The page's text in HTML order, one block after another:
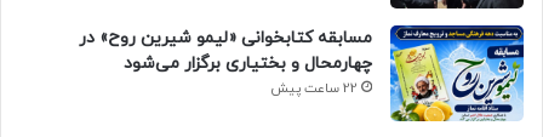
مسابقه کتابخوانی «لیمو شیرین روح» در
چهارمحال و بختیاری برگزار می‌شود
22 ساعت پیش